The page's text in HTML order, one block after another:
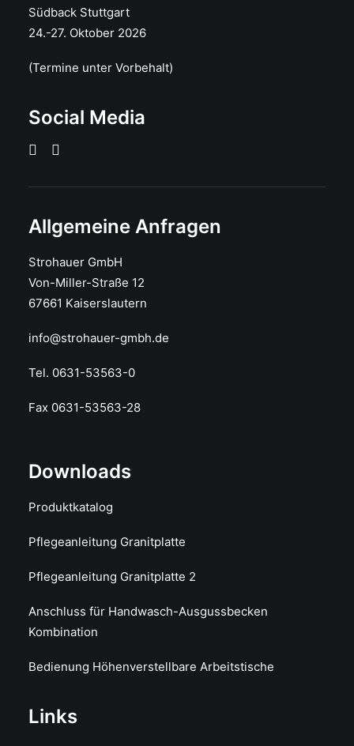
Südback Stuttgart
24.-27. Oktober 2026
(Termine unter Vorbehalt)
Social Media
Allgemeine Anfragen
Strohauer GmbH
Von-Miller-Straße 12
67661 Kaiserslautern
info@strohauer-gmbh.de
Tel. 0631-53563-0
Fax 0631-53563-28
Downloads
Produktkatalog
Pflegeanleitung Granitplatte
Pflegeanleitung Granitplatte 2
Anschluss für Handwasch-Ausgussbecken
Kombination
Bedienung Höhenverstellbare Arbeitstische
Links